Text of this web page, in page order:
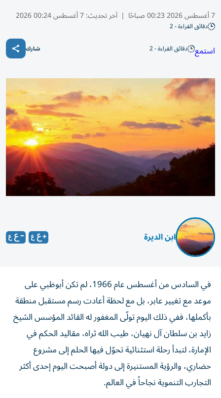
7 أغسطس 2026 00:23 صباحًا | آخر تحديث:7 أغسطس 00:24 2026
دقائق القراءة - 2
استمع دقائق القراءة - 2 شارك
ابن الديرة
في السادس من أغسطس عام 1966، لم تكن أبوظبي على
موعد مع تغيير عابر، بل مع لحظة أعادت رسم مستقبل منطقة
بأكملها، ففي ذلك اليوم تولّى المغفور له القائد المؤسس الشيخ
زايد بن سلطان آل نهيان، طيب الله ثراه، مقاليد الحكم في
الإمارة، لتبدأ رحلة استثنائية تحوّل فيها الحلم إلى مشروع
حضاري، والرؤية المستنيرة إلى دولة أصبحت اليوم إحدى أكثر
التجارب التنموية نجاحاً في العالم.